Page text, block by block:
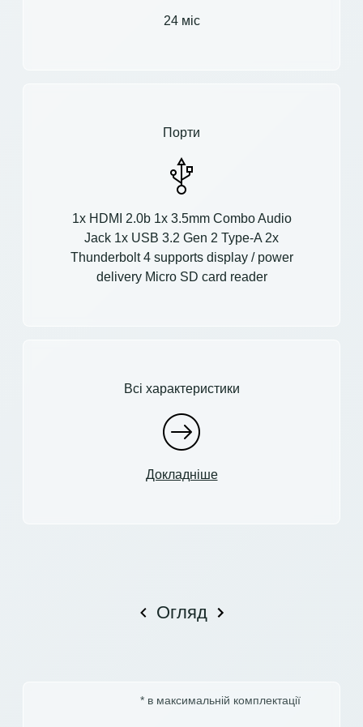
24 міс
Порти
1x HDMI 2.0b 1x 3.5mm Combo Audio
Jack 1x USB 3.2 Gen 2 Type-A 2x
Thunderbolt 4 supports display / power
delivery Micro SD card reader
Всі характеристики
Докладніше
Огляд
* в максимальній комплектації